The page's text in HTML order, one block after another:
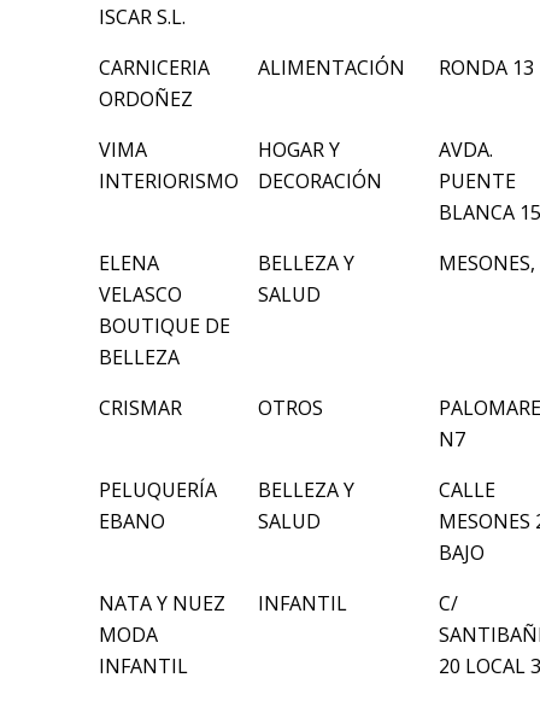
ISCAR S.L.
CARNICERIA
ORDOÑEZ
ALIMENTACIÓN RONDA 13
VIMA
INTERIORISMO
HOGAR Y
DECORACIÓN
AVDA.
PUENTE
BLANCA 15
ELENA
VELASCO
BOUTIQUE DE
BELLEZA
BELLEZA Y
SALUD
CRISMAR OTROS
N7
PELUQUERÍA
EBANO
BELLEZA Y
SALUD
CALLE
MESONES
BAJO
NATA Y NUEZ
MODA
INFANTIL
INFANTIL
C/
20 LOCAL 3